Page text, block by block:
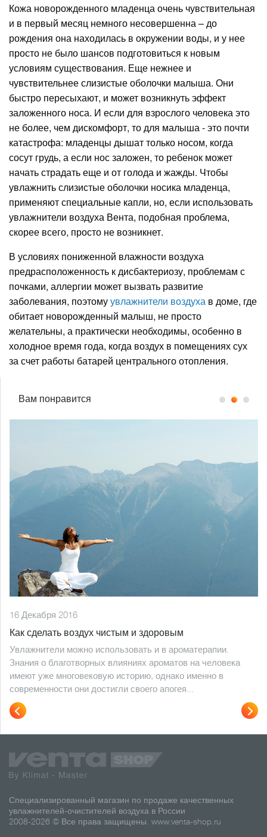
Кожа новорожденного младенца очень чувствительная
и в первый месяц немного несовершенна – до
рождения она находилась в окружении воды, и у нее
просто не было шансов подготовиться к новым
условиям существования. Еще нежнее и
чувствительнее слизистые оболочки малыша. Они
быстро пересыхают, и может возникнуть эффект
заложенного носа. И если для взрослого человека это
не более, чем дискомфорт, то для малыша - это почти
катастрофа: младенцы дышат только носом, когда
сосут грудь, а если нос заложен, то ребенок может
начать страдать еще и от голода и жажды. Чтобы
увлажнить слизистые оболочки носика младенца,
применяют специальные капли, но, если использовать
увлажнители воздуха Вента, подобная проблема,
скорее всего, просто не возникнет.
В условиях пониженной влажности воздуха
предрасположенность к дисбактериозу, проблемам с
почками, аллергии может вызвать развитие
заболевания, поэтомуувлажнители воздуха в доме, где
обитает новорожденный малыш, не просто
желательны, а практически необходимы, особенно в
холодное время года, когда воздух в помещениях сух
за счет работы батарей центрального отопления.
Вам понравится
16 Декабря 2016
Как сделать воздух чистым и здоровым
Увлажнители можно использовать и в ароматерапии.
Знания о благотворных влияниях ароматов на человека
имеют уже многовековую историю, однако именно в
современности они достигли своего апогея...
Специализированный магазин по продаже качественных
увлажнителей-очистителей воздуха в России
2008-2026 © Все права защищены. www.venta-shop.ru